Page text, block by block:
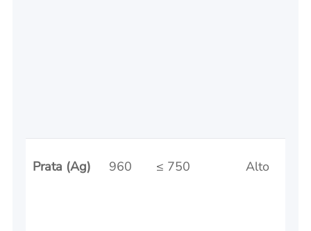
Prata (Ag) 960 ≤ 750 Alto